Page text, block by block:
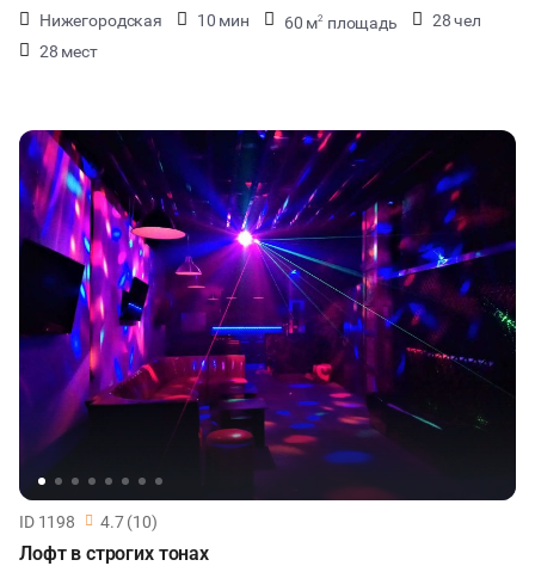
Нижегородская 10 мин 60 м2 площадь
28 чел
28 мест
ID 1198 4.7 (10)
Лофт в строгих тонах